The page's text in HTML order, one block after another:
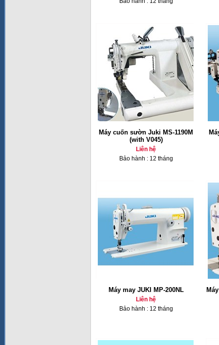
Máy cuốn sườn Juki MS-1190M
(with V045)
Liên hệ
Bảo hành : 12 tháng
Máy may JUKI MP-200NL
Liên hệ
Bảo hành : 12 tháng